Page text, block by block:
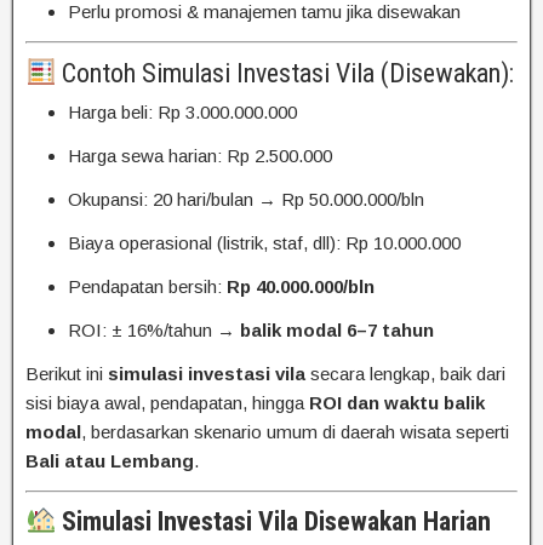
Perlu promosi & manajemen tamu jika disewakan
Contoh Simulasi Investasi Vila (Disewakan):
Harga beli: Rp 3.000.000.000
Harga sewa harian: Rp 2.500.000
Okupansi: 20 hari/bulan → Rp 50.000.000/bln
Biaya operasional (listrik, staf, dll): Rp 10.000.000
Pendapatan bersih: Rp 40.000.000/bln
ROI: ± 16%/tahun → balik modal 6–7 tahun
Berikut ini simulasi investasi vila secara lengkap, baik dari
sisi biaya awal, pendapatan, hingga ROI dan waktu balik
modal, berdasarkan skenario umum di daerah wisata seperti
Bali atau Lembang.
Simulasi Investasi Vila Disewakan Harian